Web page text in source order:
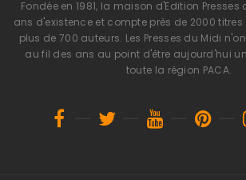
Fondée en 1981, la maison d'Edition Presses
ans d'existence et compte près de 2000
plus de 700 auteurs. Les Presses du Midi
au fil des ans au point d'être aujourd'hui
toute la région PACA.